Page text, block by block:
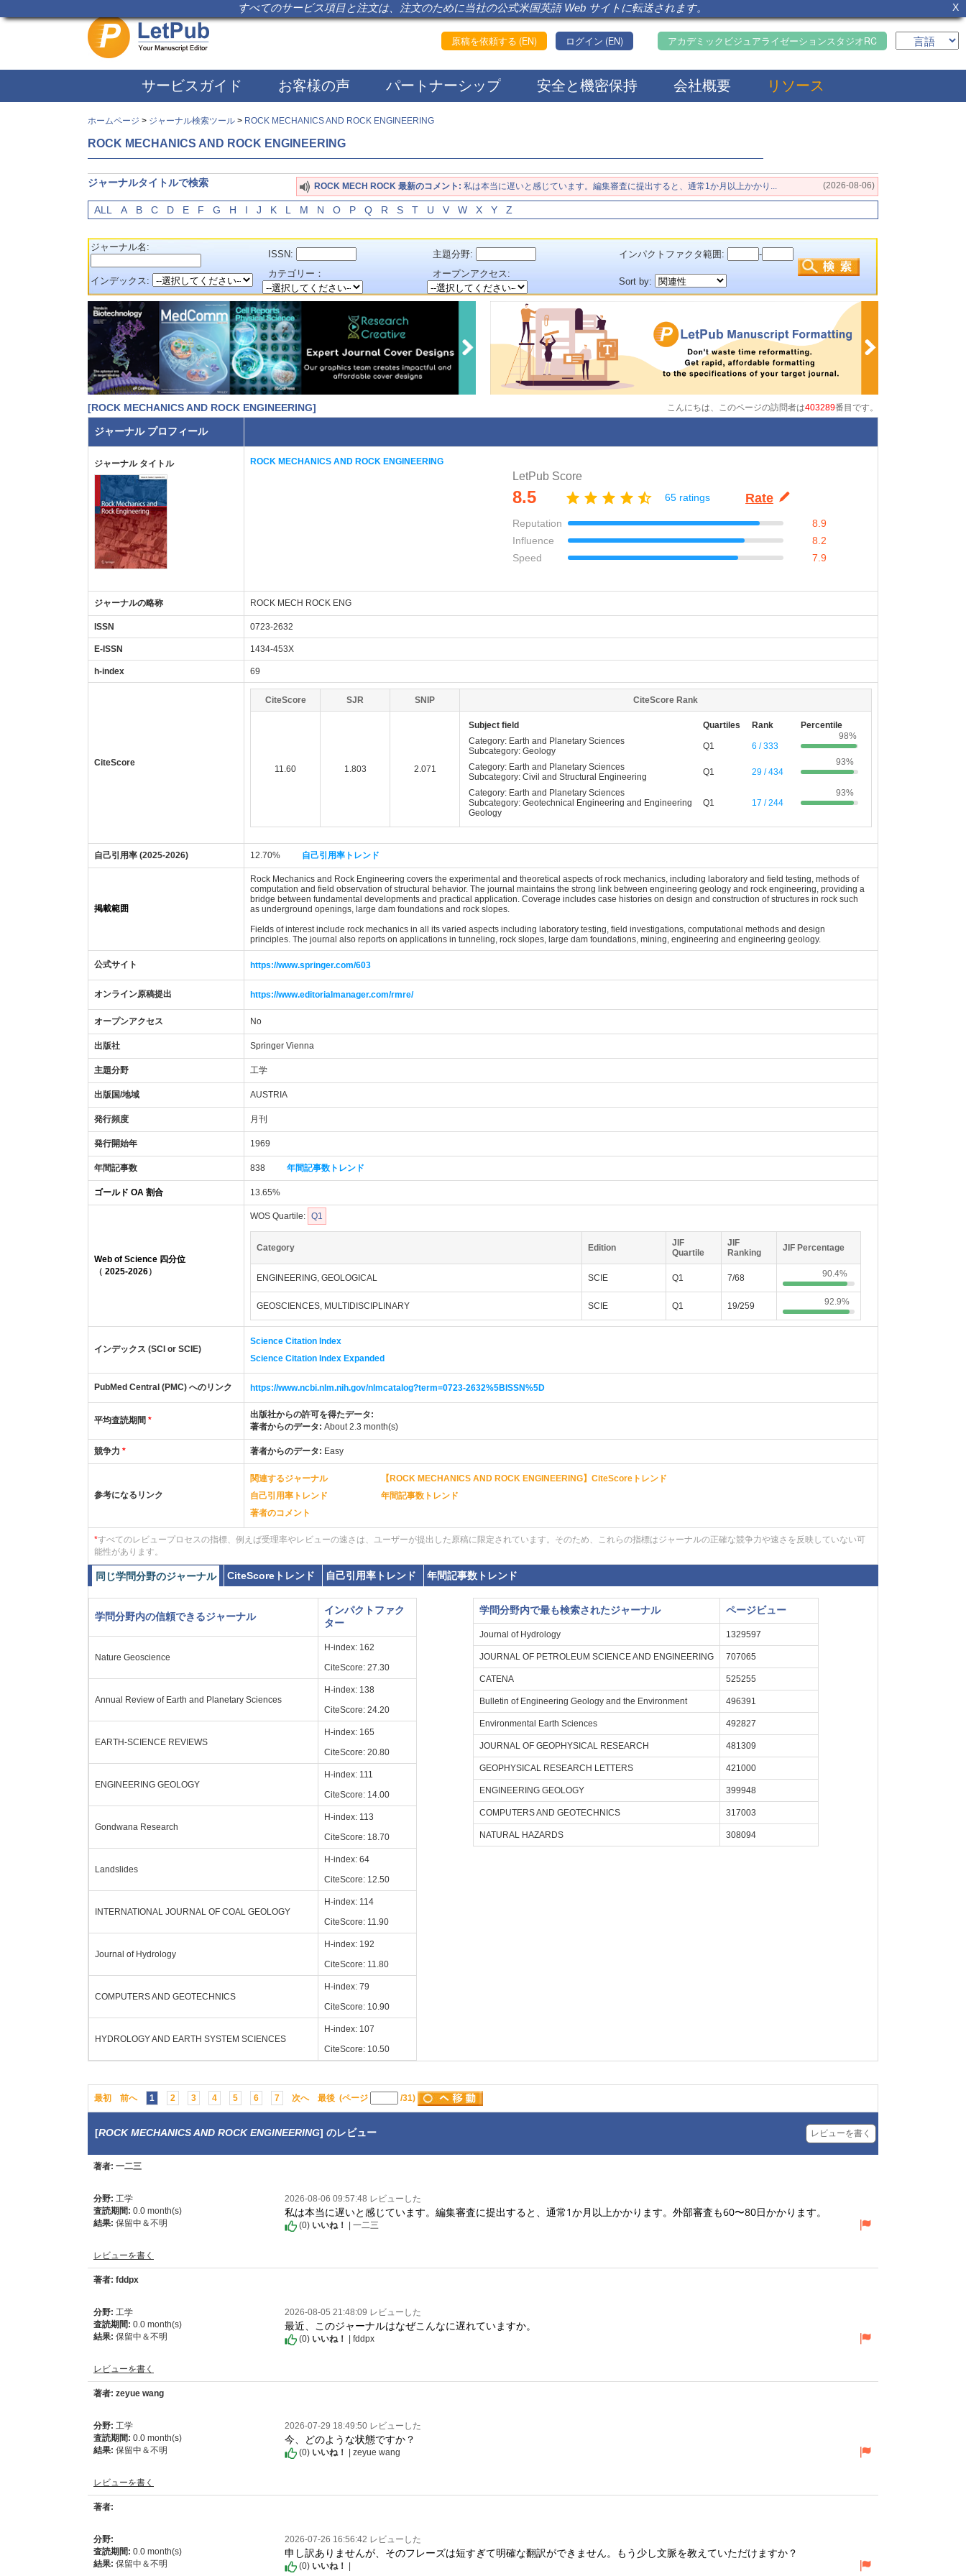
X
すべてのサービス項目と注文は、注文のために当社の公式米国英語 Web サイトに転送されます。
アカデミックビジュアライゼーションスタジオRC
ログイン (EN)
原稿を依頼する (EN)
サービスガイド お客様の声 パートナーシップ 安全と機密保持 会社概要 リソース
ホームページ > ジャーナル検索ツール > ROCK MECHANICS AND ROCK ENGINEERING
ROCK MECHANICS AND ROCK ENGINEERING
ジャーナルタイトルで検索 ROCK MECH ROCK 最新のコメント: 私は本当に遅いと感じています。編集審査に提出すると、通常1か月以上かかり... (2026-08-06)
ALL A B C D E F G H I J K L M N O P Q R S T U V W X Y Z
ジャーナル名:
ISSN: 主題分野: インパクトファクタ範囲: -
インデックス:
カテゴリー： オープンアクセス:
Sort by:
[ROCK MECHANICS AND ROCK ENGINEERING] こんにちは、このページの訪問者は403289番目です。
ジャーナル プロフィール
ジャーナル タイトル ROCK MECHANICS AND ROCK ENGINEERING
LetPub Score
8.5 65 ratings Rate
Reputation
8.9
Influence
8.2
Speed
7.9
ジャーナルの略称 ROCK MECH ROCK ENG
ISSN 0723-2632
E-ISSN 1434-453X
h-index 69
CiteScore
CiteScore SJR SNIP CiteScore Rank
11.60 1.803 2.071
Subject field Quartiles Rank
Percentile
Category: Earth and Planetary Sciences
Subcategory: Geology
Q1 6 / 333
98%
Category: Earth and Planetary Sciences
Subcategory: Civil and Structural Engineering
Q1 29 / 434
93%
Category: Earth and Planetary Sciences
Subcategory: Geotechnical Engineering and Engineering
Geology
Q1 17 / 244
93%
自己引用率 (2025-2026) 12.70% 自己引用率トレンド
掲載範囲
Rock Mechanics and Rock Engineering covers the experimental and theoretical aspects of rock mechanics, including laboratory and field testing, methods of
computation and field observation of structural behavior. The journal maintains the strong link between engineering geology and rock engineering, providing a
bridge between fundamental developments and practical application. Coverage includes case histories on design and construction of structures in rock such
as underground openings, large dam foundations and rock slopes.
Fields of interest include rock mechanics in all its varied aspects including laboratory testing, field investigations, computational methods and design
principles. The journal also reports on applications in tunneling, rock slopes, large dam foundations, mining, engineering and engineering geology.
公式サイト https://www.springer.com/603
オンライン原稿提出 https://www.editorialmanager.com/rmre/
オープンアクセス No
出版社 Springer Vienna
主題分野 工学
出版国/地域 AUSTRIA
発行頻度 月刊
発行開始年 1969
年間記事数 838 年間記事数トレンド
ゴールド OA 割合 13.65%
Web of Science 四分位
（ 2025-2026）
WOS Quartile: Q1
Category Edition
JIF
Quartile
JIF
Ranking
JIF Percentage
ENGINEERING, GEOLOGICAL SCIE Q1 7/68 90.4%
GEOSCIENCES, MULTIDISCIPLINARY SCIE Q1 19/259 92.9%
インデックス (SCI or SCIE)
Science Citation Index
Science Citation Index Expanded
PubMed Central (PMC) へのリンク https://www.ncbi.nlm.nih.gov/nlmcatalog?term=0723-2632%5BISSN%5D
平均査読期間 *
出版社からの許可を得たデータ:
著者からのデータ: About 2.3 month(s)
競争力 * 著者からのデータ: Easy
参考になるリンク
関連するジャーナル
【ROCK MECHANICS AND ROCK ENGINEERING】CiteScoreトレンド
自己引用率トレンド
年間記事数トレンド
著者のコメント
*すべてのレビュープロセスの指標、例えば受理率やレビューの速さは、ユーザーが提出した原稿に限定されています。そのため、これらの指標はジャーナルの正確な競争力や速さを反映していない可
能性があります。
同じ学問分野のジャーナル CiteScoreトレンド 自己引用率トレンド 年間記事数トレンド
学問分野内の信頼できるジャーナル
インパクトファク
ター
Nature Geoscience
H-index: 162
CiteScore: 27.30
Annual Review of Earth and Planetary Sciences
H-index: 138
CiteScore: 24.20
EARTH-SCIENCE REVIEWS
H-index: 165
CiteScore: 20.80
ENGINEERING GEOLOGY
H-index: 111
CiteScore: 14.00
Gondwana Research
H-index: 113
CiteScore: 18.70
Landslides
H-index: 64
CiteScore: 12.50
INTERNATIONAL JOURNAL OF COAL GEOLOGY
H-index: 114
CiteScore: 11.90
Journal of Hydrology
H-index: 192
CiteScore: 11.80
COMPUTERS AND GEOTECHNICS
H-index: 79
CiteScore: 10.90
HYDROLOGY AND EARTH SYSTEM SCIENCES
H-index: 107
CiteScore: 10.50
学問分野内で最も検索されたジャーナル ページビュー
Journal of Hydrology 1329597
JOURNAL OF PETROLEUM SCIENCE AND ENGINEERING 707065
CATENA 525255
Bulletin of Engineering Geology and the Environment 496391
Environmental Earth Sciences 492827
JOURNAL OF GEOPHYSICAL RESEARCH 481309
GEOPHYSICAL RESEARCH LETTERS 421000
ENGINEERING GEOLOGY 399948
COMPUTERS AND GEOTECHNICS 317003
NATURAL HAZARDS 308094
最初 前へ 1 2 3 4 5 6 7 次へ 最後 (ページ /31)
[ROCK MECHANICS AND ROCK ENGINEERING] のレビュー レビューを書く
著者: 一二三
分野: 工学
査読期間: 0.0 month(s)
結果: 保留中＆不明
レビューを書く
2026-08-06 09:57:48 レビューした
私は本当に遅いと感じています。編集審査に提出すると、通常1か月以上かかります。外部審査も60〜80日かかります。
(0) いいね！ | 一二三
著者: fddpx
分野: 工学
査読期間: 0.0 month(s)
結果: 保留中＆不明
レビューを書く
2026-08-05 21:48:09 レビューした
最近、このジャーナルはなぜこんなに遅れていますか。
(0) いいね！ | fddpx
著者: zeyue wang
分野: 工学
査読期間: 0.0 month(s)
結果: 保留中＆不明
レビューを書く
2026-07-29 18:49:50 レビューした
今、どのような状態ですか？
(0) いいね！ | zeyue wang
著者:
分野:
査読期間: 0.0 month(s)
結果: 保留中＆不明
2026-07-26 16:56:42 レビューした
申し訳ありませんが、そのフレーズは短すぎて明確な翻訳ができません。もう少し文脈を教えていただけますか？
(0) いいね！